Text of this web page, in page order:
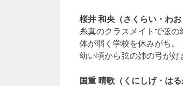
桜井 和央（さくらい・わお
糸真のクラスメイトで弦の
体が弱く学校を休みがち。
幼い頃から弦の姉の弓が好
国重 晴歌（くにしげ・は